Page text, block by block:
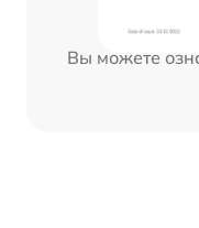
Вы можете